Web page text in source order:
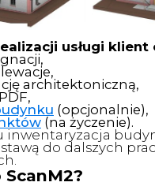
usługi klient
architektoniczną,
(opcjonalnie),
(na życzenie).
inwentaryzacja
do dalszych prac